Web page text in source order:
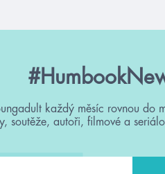
každý měsíc rovnou do
soutěže, autoři, filmové a